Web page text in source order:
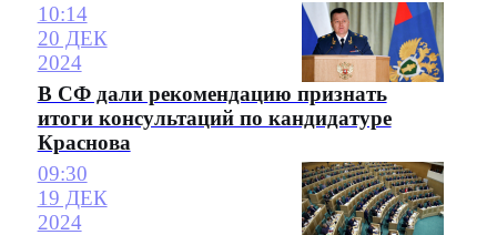
10:14
20 ДЕК
2024
В СФ дали рекомендацию признать
итоги консультаций по кандидатуре
Краснова
09:30
19 ДЕК
2024